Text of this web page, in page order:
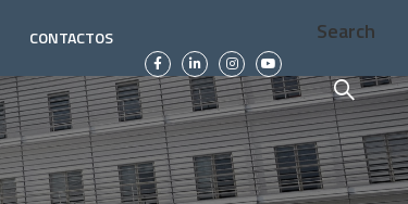
CONTACTOS Search